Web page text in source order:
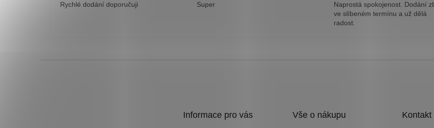
Rychlé dodání doporučuji Super
Naprostá spokojenost. Dodání
ve slíbeném termínu a už dělá
radost.
Informace pro vás Vše o nákupu Kontakt